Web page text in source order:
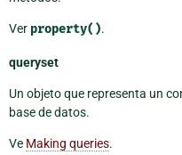
Ver property().
queryset
Un objeto que representa un
base de datos.
Ve Making queries.